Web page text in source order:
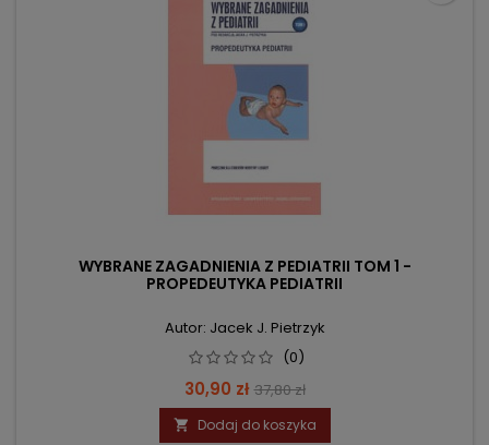
WYBRANE ZAGADNIENIA Z PEDIATRII TOM 1 -
PROPEDEUTYKA PEDIATRII
Autor: Jacek J. Pietrzyk
(0)
Cena
30,90 zł Cena
podstawowa
37,80 zł
 Dodaj do koszyka